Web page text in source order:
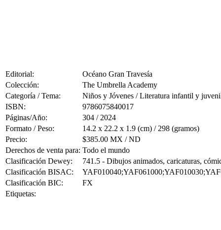
Editorial:
Océano Gran Travesía
Colección:
The Umbrella Academy
Categoría / Tema:
Niños y Jóvenes / Literatura infantil y
ISBN:
9786075840017
Páginas/Año:
304 / 2024
Formato / Peso:
14.2 x 22.2 x 1.9 (cm) / 298 (gramos)
Precio:
$385.00 MX / ND
Derechos de venta para: Todo el mundo
Clasificación Dewey:
741.5 - Dibujos animados, caricaturas,
Clasificación BISAC:
Clasificación BIC:
FX
Etiquetas: